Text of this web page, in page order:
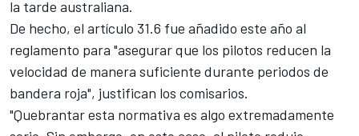
la tarde australiana.
De hecho, el artículo 31.6 fue añadido este año al
reglamento para "asegurar que los pilotos reducen la
velocidad de manera suficiente durante periodos de
bandera roja", justifican los comisarios.
"Quebrantar esta normativa es algo extremadamente